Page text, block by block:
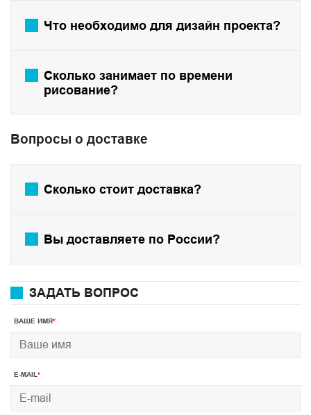
Что необходимо для дизайн проекта?
Сколько занимает по времени
рисование?
Вопросы о доставке
Сколько стоит доставка?
Вы доставляете по России?
ЗАДАТЬ ВОПРОС
ВАШЕ ИМЯ
E-MAIL